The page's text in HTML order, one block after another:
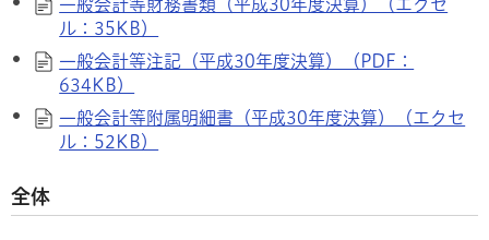
一般会計等財務書類（平成30年度決算）（エクセ
ル：35KB）
一般会計等注記（平成30年度決算）（PDF：
634KB）
一般会計等附属明細書（平成30年度決算）（エクセ
ル：52KB）
全体